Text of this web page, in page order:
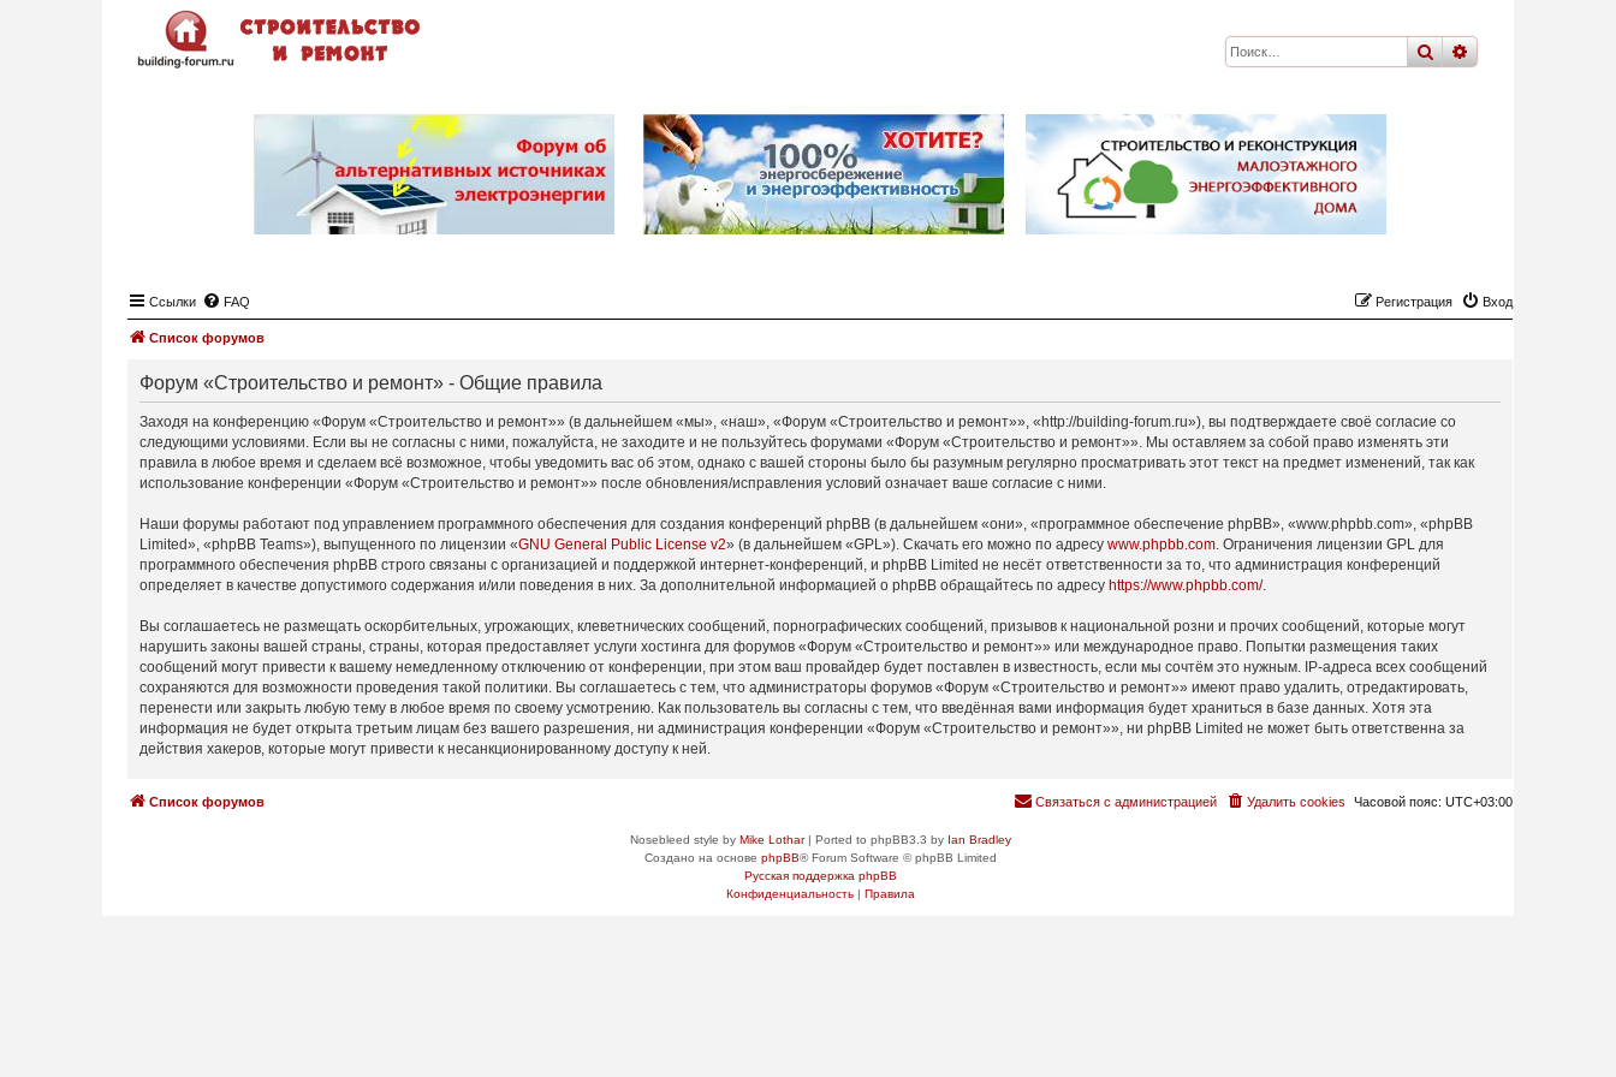
поискрасширенный
Ссылки FAQ Вход
Регистрация
Список форумов
Форум «Строительство и ремонт» - Общие правила
Заходя на конференцию «Форум «Строительство и ремонт»» (в дальнейшем «мы», «наш», «Форум «Строительство и ремонт»», «http://building-forum.ru»), вы подтверждаете своё согласие со
следующими условиями. Если вы не согласны с ними, пожалуйста, не заходите и не пользуйтесь форумами «Форум «Строительство и ремонт»». Мы оставляем за собой право изменять эти
правила в любое время и сделаем всё возможное, чтобы уведомить вас об этом, однако с вашей стороны было бы разумным регулярно просматривать этот текст на предмет изменений, так как
использование конференции «Форум «Строительство и ремонт»» после обновления/исправления условий означает ваше согласие с ними.
Наши форумы работают под управлением программного обеспечения для создания конференций phpBB (в дальнейшем «они», «программное обеспечение phpBB», «www.phpbb.com», «phpBB
Limited», «phpBB Teams»), выпущенного по лицензии «GNU General Public License v2» (в дальнейшем «GPL»). Скачать его можно по адресу www.phpbb.com. Ограничения лицензии GPL для
программного обеспечения phpBB строго связаны с организацией и поддержкой интернет-конференций, и phpBB Limited не несёт ответственности за то, что администрация конференций
определяет в качестве допустимого содержания и/или поведения в них. За дополнительной информацией о phpBB обращайтесь по адресу https://www.phpbb.com/.
Вы соглашаетесь не размещать оскорбительных, угрожающих, клеветнических сообщений, порнографических сообщений, призывов к национальной розни и прочих сообщений, которые могут
нарушить законы вашей страны, страны, которая предоставляет услуги хостинга для форумов «Форум «Строительство и ремонт»» или международное право. Попытки размещения таких
сообщений могут привести к вашему немедленному отключению от конференции, при этом ваш провайдер будет поставлен в известность, если мы сочтём это нужным. IP-адреса всех сообщений
сохраняются для возможности проведения такой политики. Вы соглашаетесь с тем, что администраторы форумов «Форум «Строительство и ремонт»» имеют право удалить, отредактировать,
перенести или закрыть любую тему в любое время по своему усмотрению. Как пользователь вы согласны с тем, что введённая вами информация будет храниться в базе данных. Хотя эта
информация не будет открыта третьим лицам без вашего разрешения, ни администрация конференции «Форум «Строительство и ремонт»», ни phpBB Limited не может быть ответственна за
действия хакеров, которые могут привести к несанкционированному доступу к ней.
Список форумов Часовой пояс: UTC+03:00
Удалить cookies
Связаться с администрацией
Nosebleed style by Mike Lothar| Ported to phpBB3.3 by Ian Bradley
Создано на основе phpBB® Forum Software © phpBB Limited
Русская поддержка phpBB
Конфиденциальность| Правила